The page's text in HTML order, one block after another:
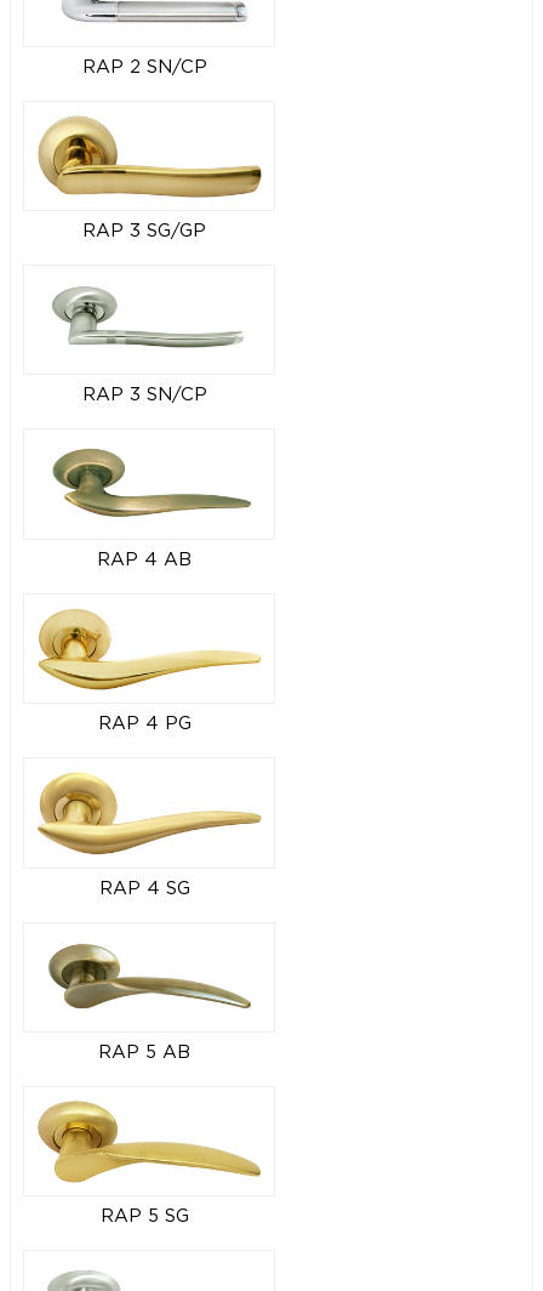
RAP 2 SN/CP
RAP 3 SG/GP
RAP 3 SN/CP
RAP 4 AB
RAP 4 PG
RAP 4 SG
RAP 5 AB
RAP 5 SG